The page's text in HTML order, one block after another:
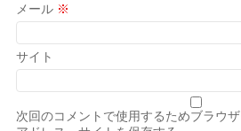
メール ※
サイト
次回のコメントで使用するためブラウ